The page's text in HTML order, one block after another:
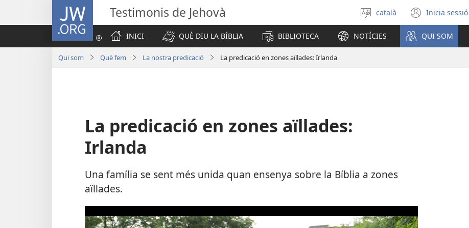
JW.ORG Testimonis de Jehovà
Selecciona
un
idioma
català Inicia sessió
(obre
una
finestra
nova)
INICI
QUÈ DIU LA BÍBLIA BIBLIOTECA NOTÍCIES QUI SOM
Qui som Què fem La nostra predicació La predicació en zones aïllades: Irlanda
La predicació en zones aïllades:
Irlanda
Una família se sent més unida quan ensenya sobre la Bíblia a zones
aïllades.